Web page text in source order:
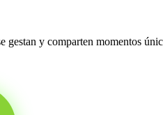
gestan y comparten momentos